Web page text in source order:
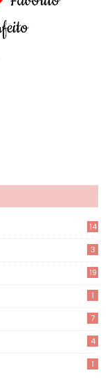
14
3
19
1
7
4
1